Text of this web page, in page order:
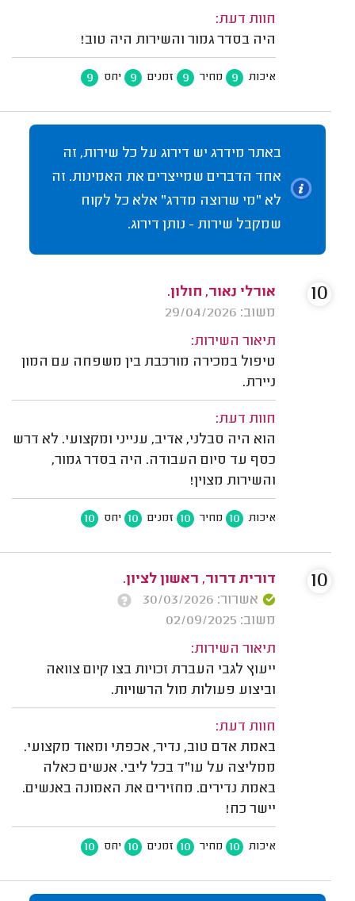
חוות דעת:
היה בסדר גמור והשירות היה טוב!
איכות 9 מחיר 9 זמנים 9 יחס 9
באתר מידרג יש דירוג על כל שירות, זה
אחד הדברים שמייצרים את האמינות. זה
לא "מי שרוצה מדרג" אלא כל לקוח
שמקבל שירות - נותן דירוג.
אורלי נאור, חולון.
משוב: 29/04/2026
תיאור השירות:
טיפול במכירה מורכבת בין משפחה עם המון
ניירת.
חוות דעת:
הוא היה סבלני, אדיב, ענייני ומקצועי. לא דרש
כסף עד סיום העבודה. היה בסדר גמור,
והשירות מצוין!
איכות 10 מחיר 10 זמנים 10 יחס 10
10
דורית דרור, ראשון לציון.
אשרור: 30/03/2026
משוב: 02/09/2025
תיאור השירות:
ייעוץ לגבי העברת זכויות בצו קיום צוואה
וביצוע פעולות מול הרשויות.
חוות דעת:
באמת אדם טוב, נדיר, אכפתי ומאוד מקצועי.
ממליצה על עו"ד בכל ליבי. אנשים כאלה
באמת נדירים. מחזירים את האמונה באנשים.
יישר כח!
איכות 10 מחיר 10 זמנים 10 יחס 10
10